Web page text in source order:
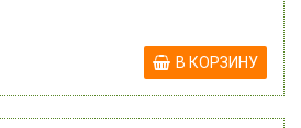
В КОРЗИНУ